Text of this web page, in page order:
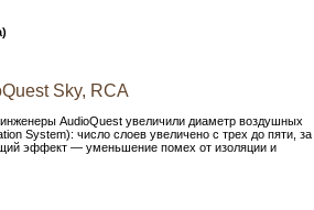
Sky, RCA
AudioQuest увеличили диаметр воздушных
System): число слоев увеличено с трех до пяти, за
эффект — уменьшение помех от изоляции и